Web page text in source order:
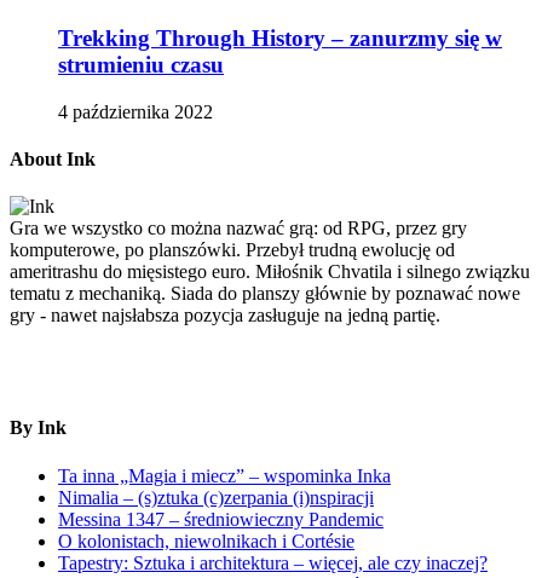
Trekking Through History – zanurzmy się w
strumieniu czasu
4 października 2022
About Ink
Gra we wszystko co można nazwać grą: od RPG, przez gry
komputerowe, po planszówki. Przebył trudną ewolucję od
ameritrashu do mięsistego euro. Miłośnik Chvatila i silnego związku
tematu z mechaniką. Siada do planszy głównie by poznawać nowe
gry - nawet najsłabsza pozycja zasługuje na jedną partię.
By Ink
Ta inna „Magia i miecz” – wspominka Inka
Nimalia – (s)ztuka (c)zerpania (i)nspiracji
Messina 1347 – średniowieczny Pandemic
O kolonistach, niewolnikach i Cortésie
Tapestry: Sztuka i architektura – więcej, ale czy inaczej?